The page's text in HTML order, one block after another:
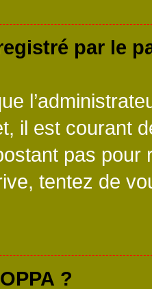
par le
il est courant
pas pour
tentez de
?